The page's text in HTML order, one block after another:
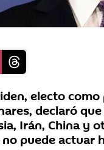
electo
declaró
Irán, China y
puede actuar